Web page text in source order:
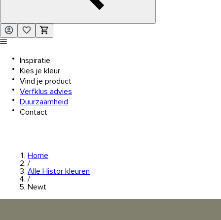
Inspiratie
Kies je kleur
Vind je product
Verfklus advies
Duurzaamheid
Contact
Home
/
Alle Histor kleuren
/
Newt